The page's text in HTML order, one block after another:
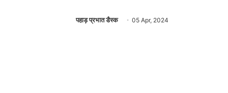
पहाड़ प्रभात डैस्क 05 Apr, 2024